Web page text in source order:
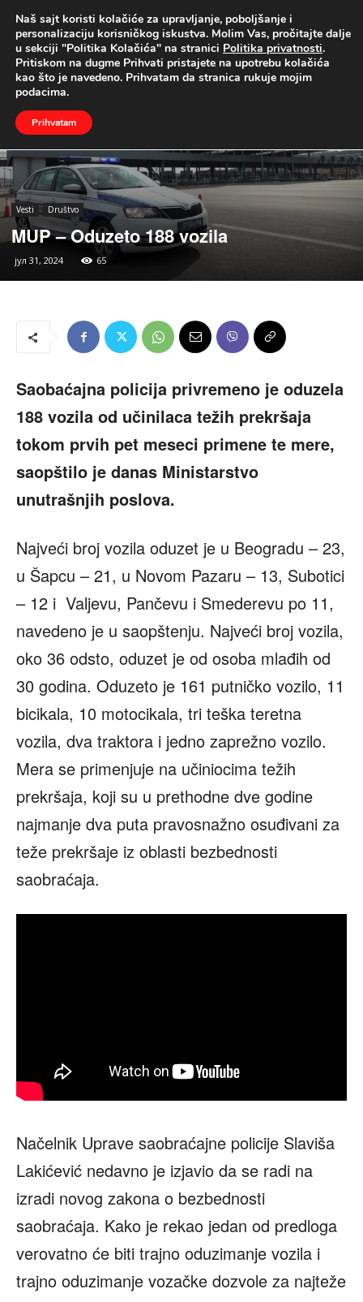
UŽIVO
Naslovna Vesti Društvo
Vesti Društvo
MUP – Oduzeto 188 vozila
јул 31, 2024 65
Saobaćajna policija privremeno je oduzela
188 vozila od učinilaca težih prekršaja
tokom prvih pet meseci primene te mere,
saopštilo je danas Ministarstvo
unutrašnjih poslova.
Najveći broj vozila oduzet je u Beogradu – 23,
u Šapcu – 21, u Novom Pazaru – 13, Subotici
– 12 i Valjevu, Pančevu i Smederevu po 11,
navedeno je u saopštenju. Najveći broj vozila,
oko 36 odsto, oduzet je od osoba mlađih od
30 godina. Oduzeto je 161 putničko vozilo, 11
bicikala, 10 motocikala, tri teška teretna
vozila, dva traktora i jedno zaprežno vozilo.
Mera se primenjuje na učiniocima težih
prekršaja, koji su u prethodne dve godine
najmanje dva puta pravosnažno osuđivani za
teže prekršaje iz oblasti bezbednosti
saobraćaja.
Načelnik Uprave saobraćajne policije Slaviša
Lakićević nedavno je izjavio da se radi na
izradi novog zakona o bezbednosti
saobraćaja. Kako je rekao jedan od predloga
verovatno će biti trajno oduzimanje vozila i
trajno oduzimanje vozačke dozvole za najteže
Naš sajt koristi kolačiće za upravljanje, poboljšanje i
personalizaciju korisničkog iskustva. Molim Vas, pročitajte dalje
u sekciji "Politika Kolačića" na stranici Politika privatnosti.
Pritiskom na dugme Prihvati pristajete na upotrebu kolačića
kao što je navedeno. Prihvatam da stranica rukuje mojim
podacima.
Prihvatam